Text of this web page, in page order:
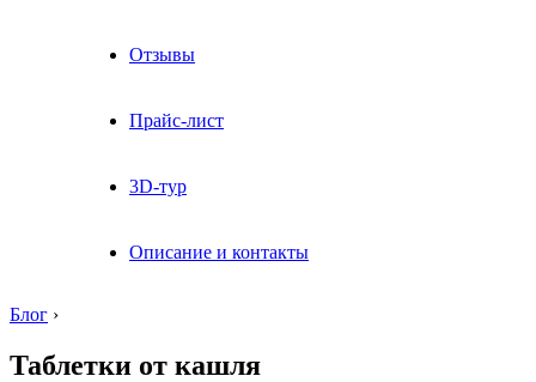
Отзывы
Прайс-лист
3D-тур
Описание и контакты
Блог ›
Таблетки от кашля